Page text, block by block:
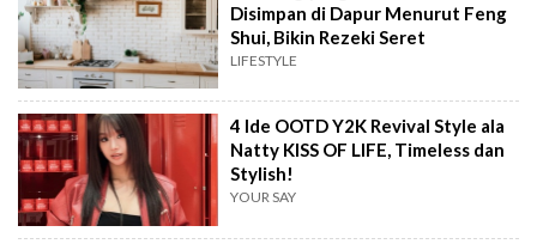
Disimpan di Dapur Menurut Feng
Shui, Bikin Rezeki Seret
LIFESTYLE
4 Ide OOTD Y2K Revival Style ala
Natty KISS OF LIFE, Timeless dan
Stylish!
YOUR SAY